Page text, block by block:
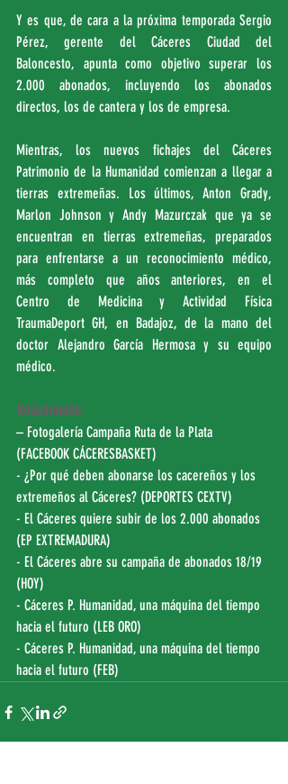
Y es que, de cara a la próxima temporada Sergio
Pérez, gerente del Cáceres Ciudad del
Baloncesto, apunta como objetivo superar los
2.000 abonados, incluyendo los abonados
directos, los de cantera y los de empresa.
Mientras, los nuevos fichajes del Cáceres
Patrimonio de la Humanidad comienzan a llegar a
tierras extremeñas. Los últimos, Anton Grady,
Marlon Johnson y Andy Mazurczak que ya se
encuentran en tierras extremeñas, preparados
para enfrentarse a un reconocimiento médico,
más completo que años anteriores, en el
Centro de Medicina y Actividad Física
TraumaDeport GH, en Badajoz, de la mano del
doctor Alejandro García Hermosa y su equipo
médico.
Relacionado:
– Fotogalería Campaña Ruta de la Plata
(FACEBOOK CÁCERESBASKET)
- ¿Por qué deben abonarse los cacereños y los
extremeños al Cáceres? (DEPORTES CEXTV)
- El Cáceres quiere subir de los 2.000 abonados
(EP EXTREMADURA)
- El Cáceres abre su campaña de abonados 18/19
(HOY)
- Cáceres P. Humanidad, una máquina del tiempo
hacia el futuro (LEB ORO)
- Cáceres P. Humanidad, una máquina del tiempo
hacia el futuro (FEB)